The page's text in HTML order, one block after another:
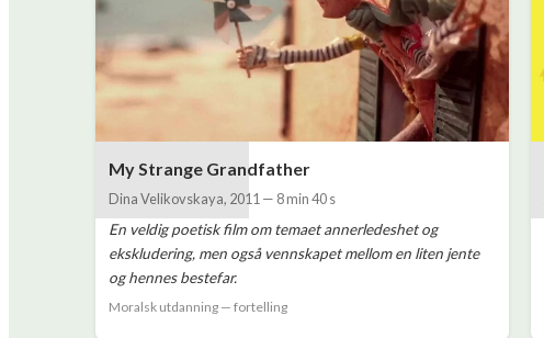
My Strange Grandfather
Dina Velikovskaya, 2011 — 8 min 40 s
En veldig poetisk film om temaet annerledeshet og
ekskludering, men også vennskapet mellom en liten jente
og hennes bestefar.
Moralsk utdanning — fortelling